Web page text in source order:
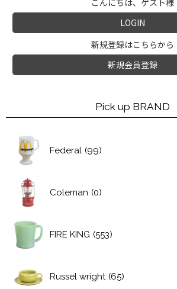
こんにちは、ゲスト様
LOGIN
新規登録はこちらから
新規会員登録
Pick up BRAND
Federal (99)
Coleman (0)
FIRE KING (553)
Russel wright (65)